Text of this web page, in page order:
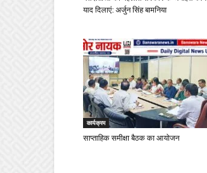
याद दिलाएं: अर्जुन सिंह बामनिया
कार्यक्रम
साप्ताहिक समीक्षा बैठक का आयोजन